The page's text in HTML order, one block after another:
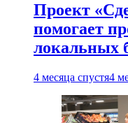
Проект
помогает
локальных
4 месяца спустя4